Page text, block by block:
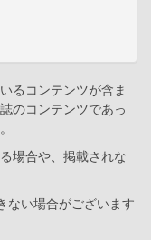
るコンテンツが含ま
のコンテンツであっ
場合や、掲載されな
ない場合がございます